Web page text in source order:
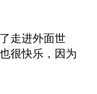
走进外面世
很快乐，因为